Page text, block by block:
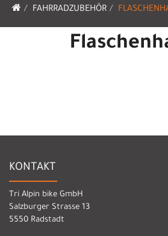
FAHRRADZUBEHÖR
KONTAKT
Tri Alpin bike GmbH
Salzburger Strasse 13
5550 Radstadt